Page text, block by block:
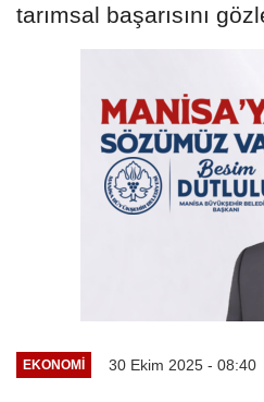
tarımsal başarısını
EKONOMİ 30 Ekim 2025 - 08:40